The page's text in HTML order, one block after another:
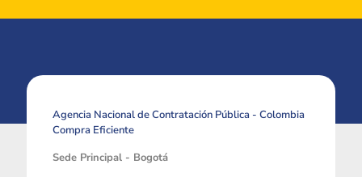
Agencia Nacional de Contratación Pública - Colombia
Compra Eficiente
Sede Principal - Bogotá